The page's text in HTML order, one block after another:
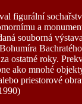
figurální
a
souborná
ostatné roky.
ako mnohé
priestorové